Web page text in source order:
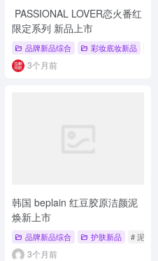
# 品牌新品 # ASHMORE # 生发仪
PASSIONAL LOVER恋火番红
限定系列 新品上市
品牌新品综合 彩妆底妆新品
3个月前
# 护肤新品 # 新品发布
韩国 beplain 红豆胶原洁颜泥
焕新上市
品牌新品综合 护肤新品 # 泥膜
3个月前